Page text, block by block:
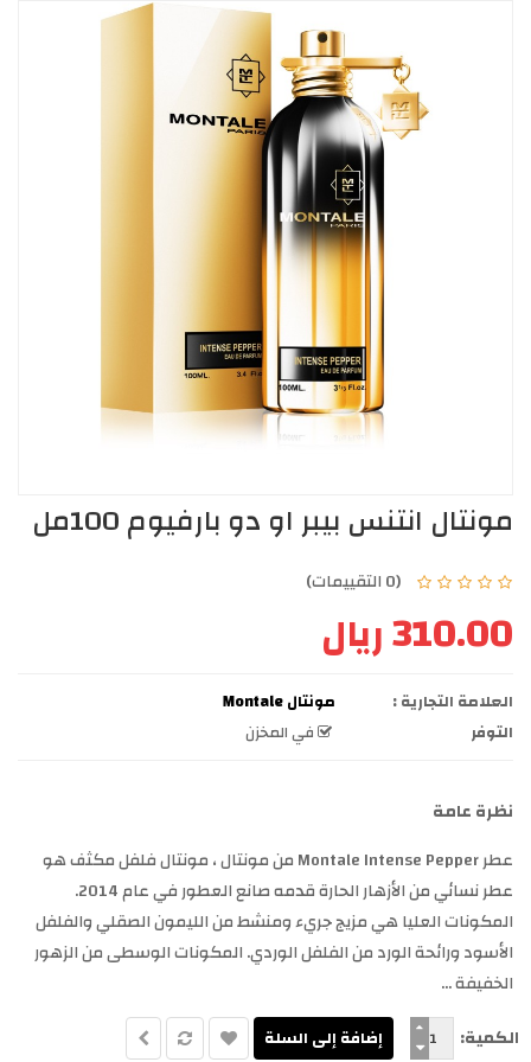
مونتال انتنس بيبر او دو بارفيوم 100مل
(0 التقييمات)
310.00 ريال
العلامة التجارية :
مونتال Montale
التوفر
في المخزن
نظرة عامة
عطر Montale Intense Pepper من مونتال ، مونتال فلفل مكثف هو
عطر نسائي من الأزهار الحارة قدمه صانع العطور في عام 2014.
المكونات العليا هي مزيج جريء ومنشط من الليمون الصقلي والفلفل
الأسود ورائحة الورد من الفلفل الوردي. المكونات الوسطى من الزهور
الخفيفة ...
الكمية: